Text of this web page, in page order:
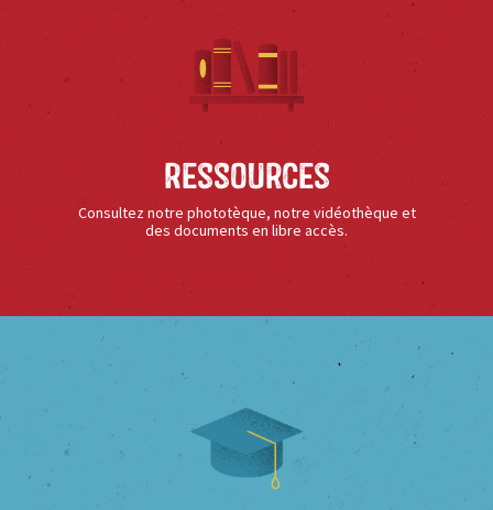
Ressources
Consultez notre phototèque, notre vidéothèque et
des documents en libre accès.